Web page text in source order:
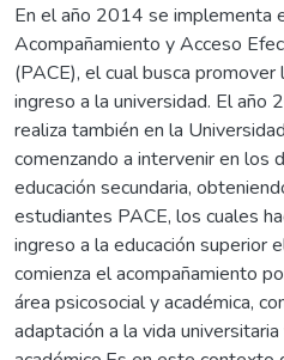
En el año 2014 se implementa
Acompañamiento y Acceso
(PACE), el cual busca
ingreso a la universidad. El
realiza también en la
comenzando a intervenir en los
educación secundaria,
estudiantes PACE, los cuales
ingreso a la educación superior
comienza el acompañamiento
área psicosocial y académica,
adaptación a la vida